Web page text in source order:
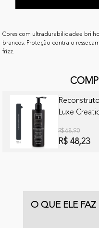
Cores com ultradurabilidadee
brancos. Proteção contra o
frizz.
Luxe
R$ 68,90
R$ 48,23
O QUE ELE FAZ